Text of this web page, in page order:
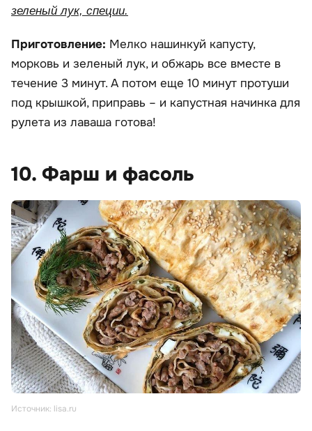
зеленый лук, специи.
Приготовление: Мелко нашинкуй капусту,
морковь и зеленый лук, и обжарь все вместе в
течение 3 минут. А потом еще 10 минут протуши
под крышкой, приправь – и капустная начинка для
рулета из лаваша готова!
10. Фарш и фасоль
Источник: lisa.ru